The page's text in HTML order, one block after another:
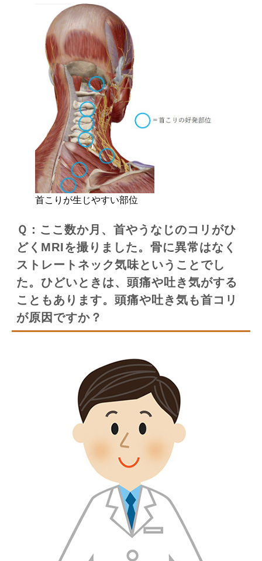
首こりが生じやすい部位
Ｑ：ここ数か月、首やうなじのコリがひ
どくMRIを撮りました。骨に異常はなく
ストレートネック気味ということでし
た。ひどいときは、頭痛や吐き気がする
こともあります。頭痛や吐き気も首コリ
が原因ですか？